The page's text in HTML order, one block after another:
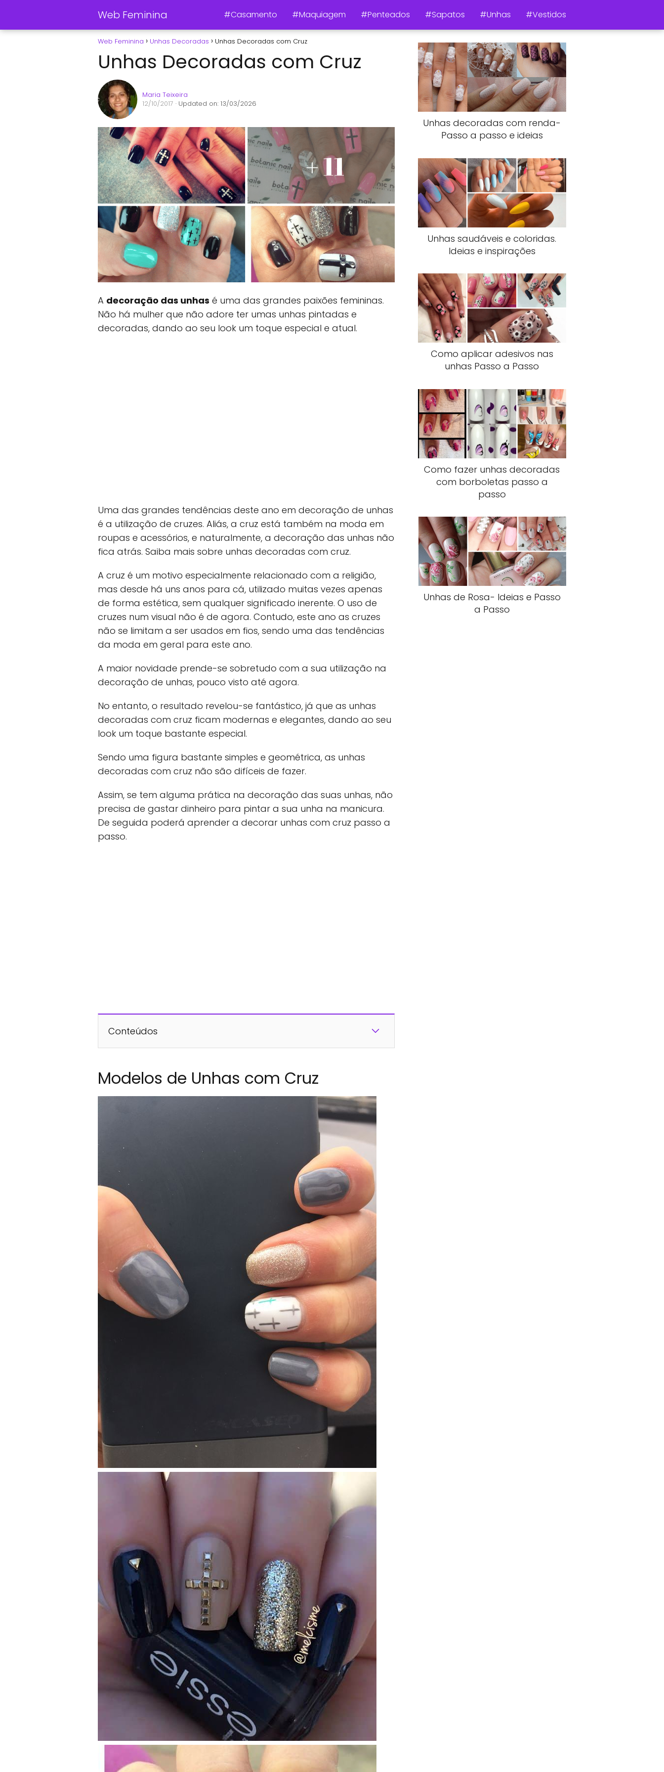
Web Feminina #Casamento #Maquiagem #Penteados #Sapatos #Unhas #Vestidos
Web Feminina Unhas Decoradas Unhas Decoradas com Cruz
Unhas Decoradas com Cruz
Maria Teixeira
12/10/2017 · Updated on: 13/03/2026
A decoração das unhas é uma das grandes paixões femininas.
Não há mulher que não adore ter umas unhas pintadas e
decoradas, dando ao seu look um toque especial e atual.
Uma das grandes tendências deste ano em decoração de unhas
é a utilização de cruzes. Aliás, a cruz está também na moda em
roupas e acessórios, e naturalmente, a decoração das unhas não
fica atrás. Saiba mais sobre unhas decoradas com cruz.
A cruz é um motivo especialmente relacionado com a religião,
mas desde há uns anos para cá, utilizado muitas vezes apenas
de forma estética, sem qualquer significado inerente. O uso de
cruzes num visual não é de agora. Contudo, este ano as cruzes
não se limitam a ser usados em fios, sendo uma das tendências
da moda em geral para este ano.
A maior novidade prende-se sobretudo com a sua utilização na
decoração de unhas, pouco visto até agora.
No entanto, o resultado revelou-se fantástico, já que as unhas
decoradas com cruz ficam modernas e elegantes, dando ao seu
look um toque bastante especial.
Sendo uma figura bastante simples e geométrica, as unhas
decoradas com cruz não são difíceis de fazer.
Assim, se tem alguma prática na decoração das suas unhas, não
precisa de gastar dinheiro para pintar a sua unha na manicura.
De seguida poderá aprender a decorar unhas com cruz passo a
passo.
Conteúdos
Modelos de Unhas com Cruz
Unhas decoradas com renda-
Passo a passo e ideias
Unhas saudáveis e coloridas.
Ideias e inspirações
Como aplicar adesivos nas
unhas Passo a Passo
Como fazer unhas decoradas
com borboletas passo a
passo
Unhas de Rosa- Ideias e Passo
a Passo